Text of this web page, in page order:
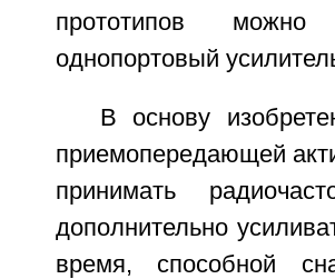
прототипов
однопортовый
В основу
приемопередающей
принимать
дополнительно
время, способной